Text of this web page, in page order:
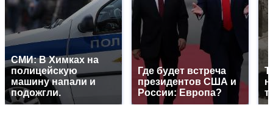
СМИ: В Химках на
полицейскую
машину напали и
подожгли.
Где будет встреча
президентов США и
России: Европа?